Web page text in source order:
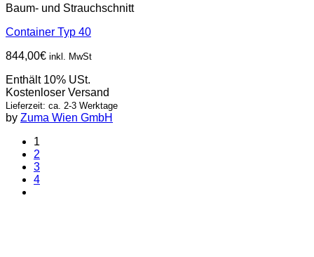
Baum- und Strauchschnitt
Container Typ 40
844,00€ inkl. MwSt
Enthält 10% USt.
Kostenloser Versand
Lieferzeit: ca. 2-3 Werktage
by Zuma Wien GmbH
1
2
3
4